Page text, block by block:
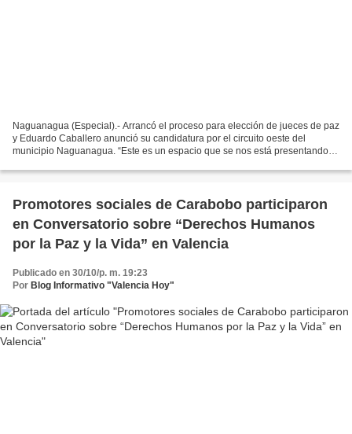
Naguanagua (Especial).- Arrancó el proceso para elección de jueces de paz
y Eduardo Caballero anunció su candidatura por el circuito oeste del
municipio Naguanagua. “Este es un espacio que se nos está presentando
Promotores sociales de Carabobo participaron
en Conversatorio sobre “Derechos Humanos
por la Paz y la Vida” en Valencia
Publicado en 30/10/p. m. 19:23
Por Blog Informativo "Valencia Hoy"